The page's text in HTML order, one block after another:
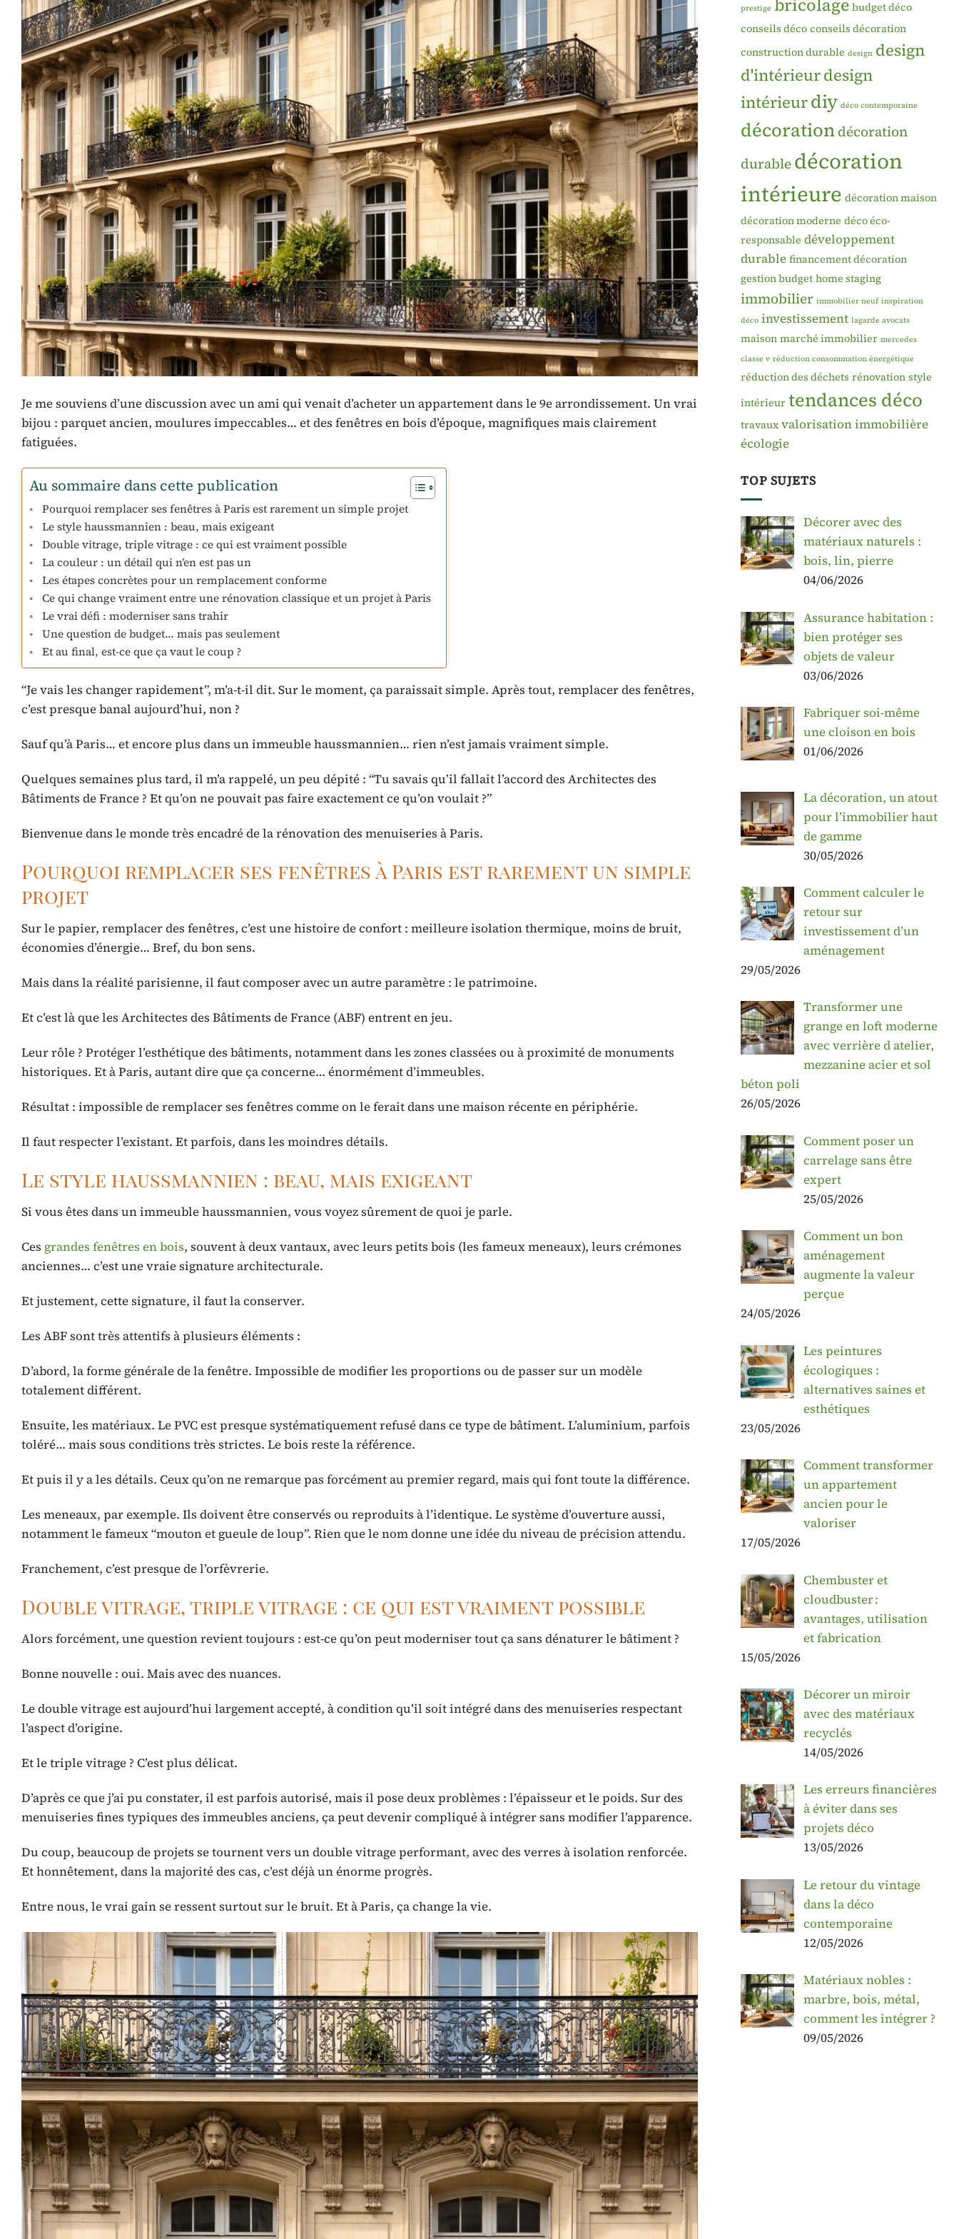
Je me souviens d’une discussion avec un ami qui venait d’acheter un appartement dans le 9e arrondissement. Un vrai
bijou : parquet ancien, moulures impeccables… et des fenêtres en bois d’époque, magnifiques mais clairement
fatiguées.
Au sommaire dans cette publication
Pourquoi remplacer ses fenêtres à Paris est rarement un simple projet
Le style haussmannien : beau, mais exigeant
Double vitrage, triple vitrage : ce qui est vraiment possible
La couleur : un détail qui n’en est pas un
Les étapes concrètes pour un remplacement conforme
Ce qui change vraiment entre une rénovation classique et un projet à Paris
Le vrai défi : moderniser sans trahir
Une question de budget… mais pas seulement
Et au final, est-ce que ça vaut le coup ?
“Je vais les changer rapidement”, m’a-t-il dit. Sur le moment, ça paraissait simple. Après tout, remplacer des fenêtres,
c’est presque banal aujourd’hui, non ?
Sauf qu’à Paris… et encore plus dans un immeuble haussmannien… rien n’est jamais vraiment simple.
Quelques semaines plus tard, il m’a rappelé, un peu dépité : “Tu savais qu’il fallait l’accord des Architectes des
Bâtiments de France ? Et qu’on ne pouvait pas faire exactement ce qu’on voulait ?”
Bienvenue dans le monde très encadré de la rénovation des menuiseries à Paris.
Pourquoi remplacer ses fenêtres à Paris est rarement un simple
projet
Sur le papier, remplacer des fenêtres, c’est une histoire de confort : meilleure isolation thermique, moins de bruit,
économies d’énergie… Bref, du bon sens.
Mais dans la réalité parisienne, il faut composer avec un autre paramètre : le patrimoine.
Et c’est là que les Architectes des Bâtiments de France (ABF) entrent en jeu.
Leur rôle ? Protéger l’esthétique des bâtiments, notamment dans les zones classées ou à proximité de monuments
historiques. Et à Paris, autant dire que ça concerne… énormément d’immeubles.
Résultat : impossible de remplacer ses fenêtres comme on le ferait dans une maison récente en périphérie.
Il faut respecter l’existant. Et parfois, dans les moindres détails.
Le style haussmannien : beau, mais exigeant
Si vous êtes dans un immeuble haussmannien, vous voyez sûrement de quoi je parle.
Ces grandes fenêtres en bois, souvent à deux vantaux, avec leurs petits bois (les fameux meneaux), leurs crémones
anciennes… c’est une vraie signature architecturale.
Et justement, cette signature, il faut la conserver.
Les ABF sont très attentifs à plusieurs éléments :
D’abord, la forme générale de la fenêtre. Impossible de modifier les proportions ou de passer sur un modèle
totalement différent.
Ensuite, les matériaux. Le PVC est presque systématiquement refusé dans ce type de bâtiment. L’aluminium, parfois
toléré… mais sous conditions très strictes. Le bois reste la référence.
Et puis il y a les détails. Ceux qu’on ne remarque pas forcément au premier regard, mais qui font toute la différence.
Les meneaux, par exemple. Ils doivent être conservés ou reproduits à l’identique. Le système d’ouverture aussi,
notamment le fameux “mouton et gueule de loup”. Rien que le nom donne une idée du niveau de précision attendu.
Franchement, c’est presque de l’orfèvrerie.
Double vitrage, triple vitrage : ce qui est vraiment possible
Alors forcément, une question revient toujours : est-ce qu’on peut moderniser tout ça sans dénaturer le bâtiment ?
Bonne nouvelle : oui. Mais avec des nuances.
Le double vitrage est aujourd’hui largement accepté, à condition qu’il soit intégré dans des menuiseries respectant
l’aspect d’origine.
Et le triple vitrage ? C’est plus délicat.
D’après ce que j’ai pu constater, il est parfois autorisé, mais il pose deux problèmes : l’épaisseur et le poids. Sur des
menuiseries fines typiques des immeubles anciens, ça peut devenir compliqué à intégrer sans modifier l’apparence.
Du coup, beaucoup de projets se tournent vers un double vitrage performant, avec des verres à isolation renforcée.
Et honnêtement, dans la majorité des cas, c’est déjà un énorme progrès.
Entre nous, le vrai gain se ressent surtout sur le bruit. Et à Paris, ça change la vie.
prestige bricolage budget déco
conseils déco conseils décoration
construction durable design design
d'intérieurdesign
intérieurdiy déco contemporaine
décorationdécoration
durabledécoration
intérieure décoration maison
décoration moderne déco éco-
responsable développement
durable financement décoration
gestion budget home staging
immobilier immobilier neuf inspiration
déco investissement lagarde avocats
maison marché immobilier mercedes
classe v réduction consommation énergétique
réduction des déchets rénovation style
intérieur tendances déco
travaux valorisation immobilière
écologie
TOP SUJETS
Décorer avec des
matériaux naturels :
bois, lin, pierre
04/06/2026
Assurance habitation :
bien protéger ses
objets de valeur
03/06/2026
Fabriquer soi-même
une cloison en bois
01/06/2026
La décoration, un atout
pour l’immobilier haut
de gamme
30/05/2026
Comment calculer le
retour sur
investissement d’un
aménagement
29/05/2026
Transformer une
grange en loft moderne
avec verrière d atelier,
mezzanine acier et sol
béton poli
26/05/2026
Comment poser un
carrelage sans être
expert
25/05/2026
Comment un bon
aménagement
augmente la valeur
perçue
24/05/2026
Les peintures
écologiques :
alternatives saines et
esthétiques
23/05/2026
Comment transformer
un appartement
ancien pour le
valoriser
17/05/2026
Chembuster et
cloudbuster :
avantages, utilisation
et fabrication
15/05/2026
Décorer un miroir
avec des matériaux
recyclés
14/05/2026
Les erreurs financières
à éviter dans ses
projets déco
13/05/2026
Le retour du vintage
dans la déco
contemporaine
12/05/2026
Matériaux nobles :
marbre, bois, métal,
comment les intégrer ?
09/05/2026